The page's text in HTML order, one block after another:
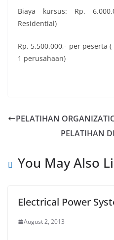
Biaya kursus: Rp.
Residential)
Rp. 5.500.000,- per peserta
1 perusahaan)
PELATIHAN
PELATIHAN
You May Also
Electrical Power
August 2, 2013